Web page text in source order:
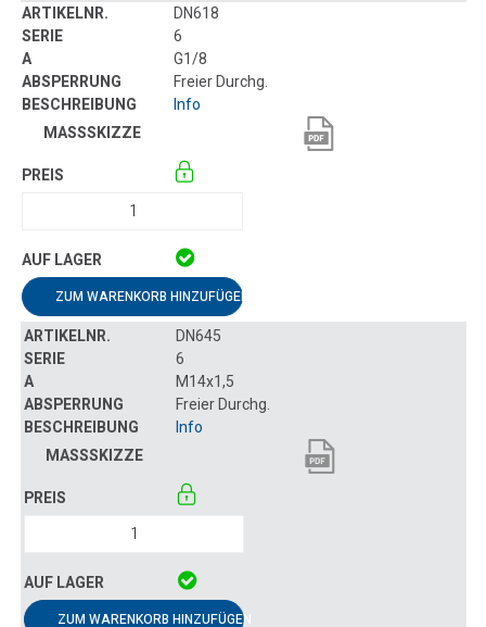
DN618
6
G1/8
Freier Durchg.
Info
ZUM WARENKORB HINZUFÜGEN
DN645
6
M14x1,5
Freier Durchg.
Info
ZUM WARENKORB HINZUFÜGEN